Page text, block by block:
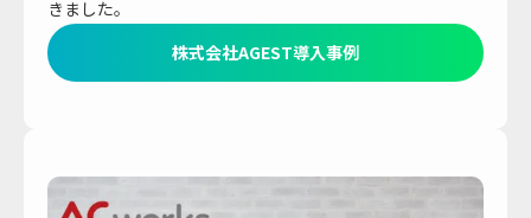
きました。
株式会社AGEST導入事例